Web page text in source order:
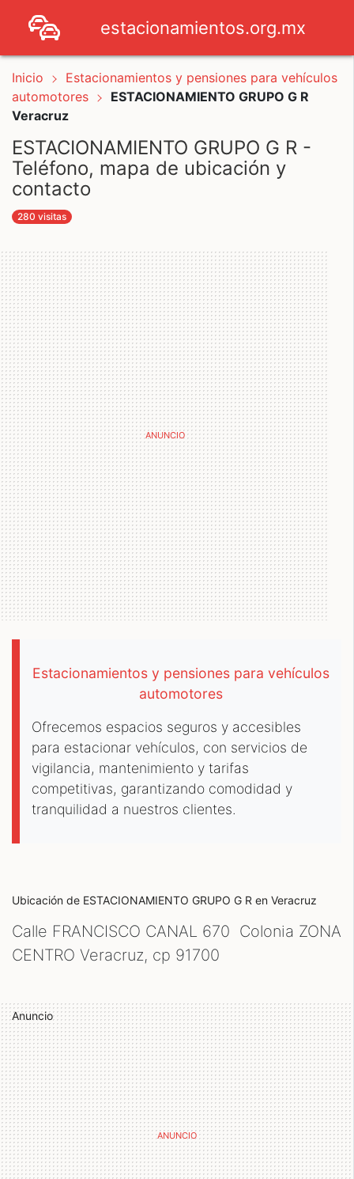
estacionamientos.org.mx
Inicio
Estacionamientos y pensiones para vehículos
automotores
ESTACIONAMIENTO GRUPO G R
Veracruz
ESTACIONAMIENTO GRUPO G R -
Teléfono, mapa de ubicación y
contacto
280 visitas
Estacionamientos y pensiones para vehículos
automotores
Ofrecemos espacios seguros y accesibles
para estacionar vehículos, con servicios de
vigilancia, mantenimiento y tarifas
competitivas, garantizando comodidad y
tranquilidad a nuestros clientes.
Ubicación de ESTACIONAMIENTO GRUPO G R en Veracruz
Calle FRANCISCO CANAL 670 Colonia ZONA
CENTRO Veracruz, cp 91700
Anuncio